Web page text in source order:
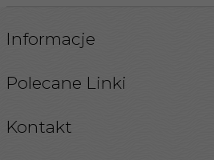
Informacje
Polecane Linki
Kontakt